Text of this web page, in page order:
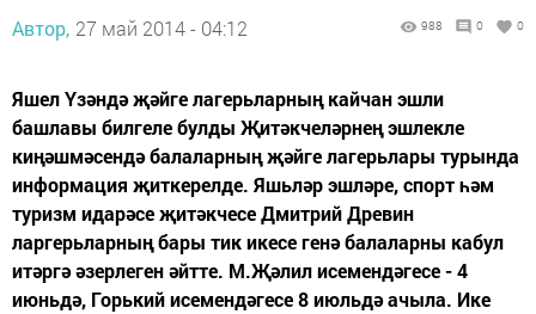
Автор, 27 май 2014 - 04:12 988 0 0
Яшел Үзәндә җәйге лагерьларның кайчан эшли
башлавы билгеле булды Җитәкчеләрнең эшлекле
киңәшмәсендә балаларның җәйге лагерьлары турында
информация җиткерелде. Яшьләр эшләре, спорт һәм
туризм идарәсе җитәкчесе Дмитрий Древин
ларгерьларның бары тик икесе генә балаларны кабул
итәргә әзерлеген әйтте. М.Җәлил исемендәгесе - 4
июньдә, Горький исемендәгесе 8 июльдә ачыла. Ике